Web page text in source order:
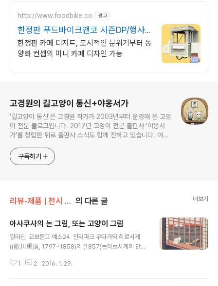
http://www.foodbike.co 광고
한정판 푸드바이크앤코 시즌DP/행사
용집기/플라워
한정판 카페 디저트, 도시적인 분위기부터 동
양화 컨셉의 미니 카페 디자인 가능
고경원의 길고양이 통신+야옹서가
'길고양이 통신'은 고경원 작가가 2003년부터 운영해 온 고양
이 전문 블로그입니다. 2017년 고양이 전문 출판사 '야옹서
가'를 창립한 뒤로 출판사 소식도 함께 전하고 있습니다. 야옹
면서, 고양이와 반려인의 행복에 도움이 될 책을 만듭니다.
구독하기
리뷰-제품 | 전시 | 공연 의 다른 글 더보기
아사쿠사의 논 그림, 또는 고양이 그림
알라딘 교보문고 예스24 인터파크 우타가와 히로시게
((歌川重廣, 1797~1858)의 (1857)는히로시게의 만년
의 그림자가 언뜻 비친다면너무 과장된 상상일까. 어쨌거
1 2 2016. 1. 29.